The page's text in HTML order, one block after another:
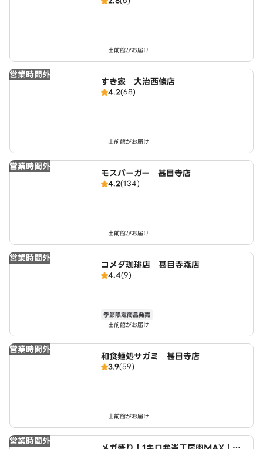
出前館がお届け
営業時間外
すき家 大治西條店
4.2(68)
出前館がお届け
営業時間外
モスバーガー 甚目寺店
4.2(134)
出前館がお届け
営業時間外
コメダ珈琲店 甚目寺森店
4.4(9)
季節限定商品発売
出前館がお届け
営業時間外
和食麺処サガミ 甚目寺店
3.9(59)
出前館がお届け
営業時間外